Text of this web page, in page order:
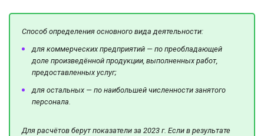
Способ определения основного вида деятельности:
для коммерческих предприятий — по преобладающей
доле произведённой продукции, выполненных работ,
предоставленных услуг;
для остальных — по наибольшей численности занятого
персонала.
Для расчётов берут показатели за 2023 г. Если в результате